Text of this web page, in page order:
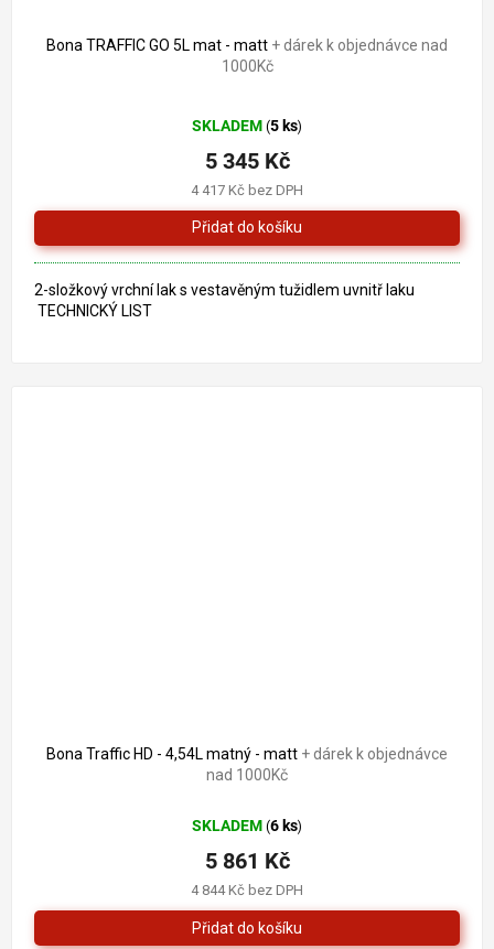
Bona TRAFFIC GO 5L mat - matt + dárek k objednávce nad
1000Kč
hodnocení
produktu
je
5,0
z
5
hvězdiček.
SKLADEM (5 ks)
4 417 Kč bez DPH
5 345 Kč
2-složkový vrchní lak s vestavěným tužidlem uvnitř laku
TECHNICKÝ LIST
Bona Traffic HD - 4,54L matný - matt + dárek k objednávce
nad 1000Kč
SKLADEM (6 ks)
4 844 Kč bez DPH
5 861 Kč